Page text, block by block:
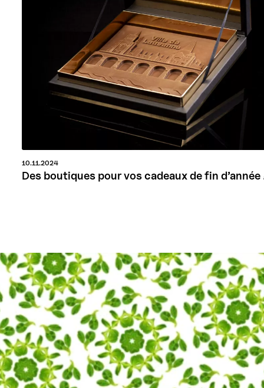
10.11.2024
Des boutiques pour vos cadeaux de fin d’année